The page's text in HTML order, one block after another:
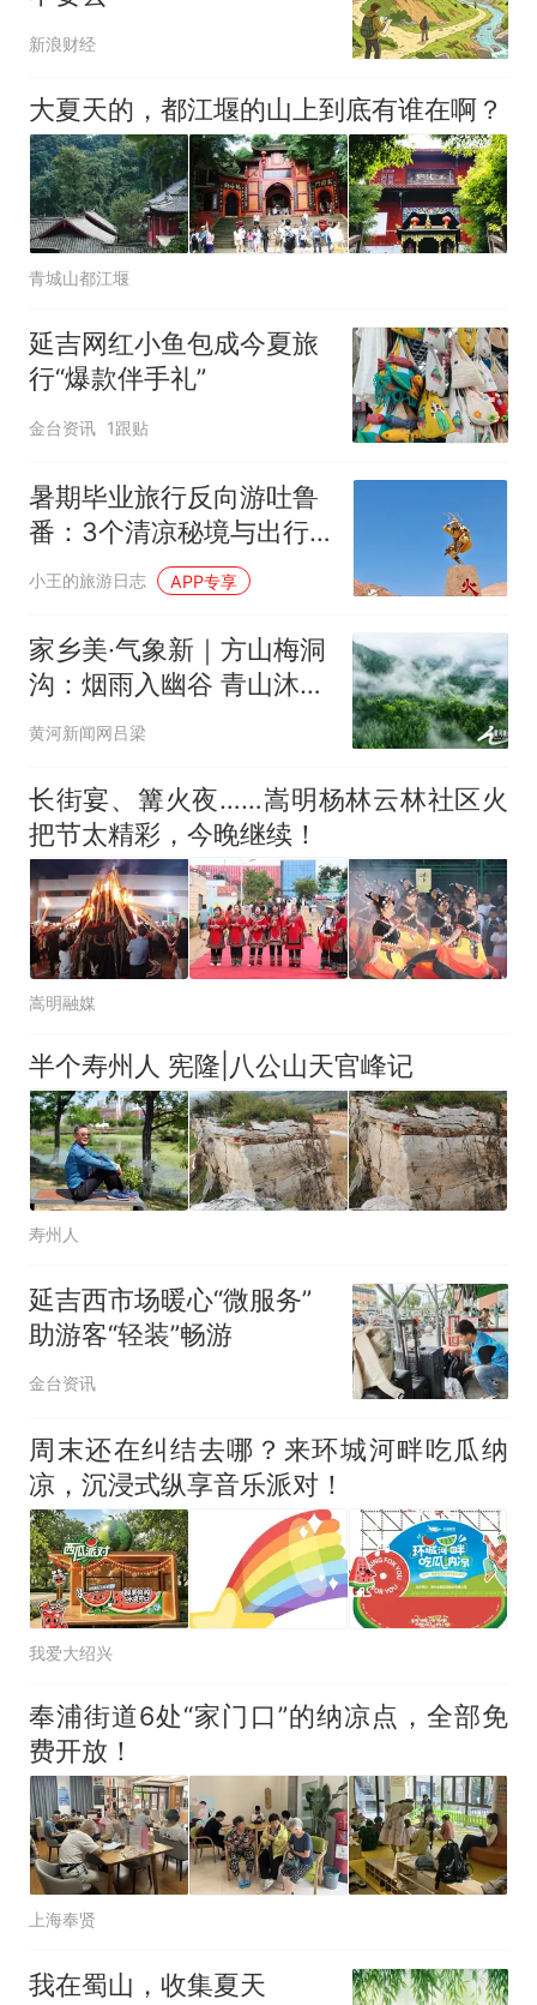
新浪财经
大夏天的，都江堰的山上到底有谁在啊？
青城山都江堰
延吉网红小鱼包成今夏旅
行“爆款伴手礼”
金台资讯 1跟贴
暑期毕业旅行反向游吐鲁
番：3个清凉秘境与出行
省钱购票全攻略
小王的旅游日志 APP专享
家乡美·气象新｜方山梅洞
沟：烟雨入幽谷 青山沐微
雨
黄河新闻网吕梁
长街宴、篝火夜……嵩明杨林云林社区火
把节太精彩，今晚继续！
嵩明融媒
半个寿州人 宪隆|八公山天官峰记
寿州人
延吉西市场暖心“微服务”
助游客“轻装”畅游
金台资讯
周末还在纠结去哪？来环城河畔吃瓜纳
凉，沉浸式纵享音乐派对！
我爱大绍兴
奉浦街道6处“家门口”的纳凉点，全部免
费开放！
上海奉贤
我在蜀山，收集夏天